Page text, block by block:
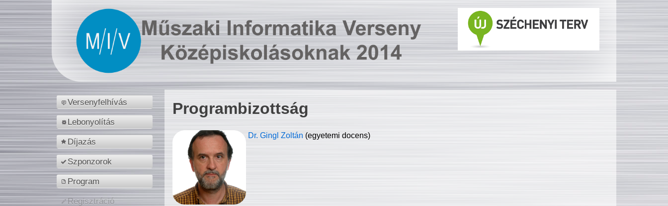
Versenyfelhívás
Lebonyolítás
Díjazás
Szponzorok
Program
Regisztráció
Programbizottság
Dr. Gingl Zoltán (egyetemi docens)